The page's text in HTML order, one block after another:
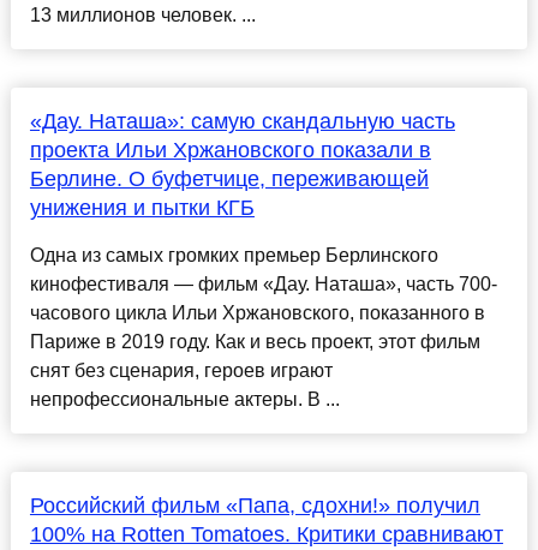
13 миллионов человек. ...
«Дау. Наташа»: самую скандальную часть
проекта Ильи Хржановского показали в
Берлине. О буфетчице, переживающей
унижения и пытки КГБ
Одна из самых громких премьер Берлинского
кинофестиваля — фильм «Дау. Наташа», часть 700-
часового цикла Ильи Хржановского, показанного в
Париже в 2019 году. Как и весь проект, этот фильм
снят без сценария, героев играют
непрофессиональные актеры. В ...
Российский фильм «Папа, сдохни!» получил
100% на Rotten Tomatoes. Критики сравнивают